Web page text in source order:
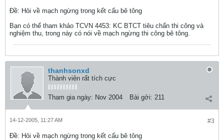
Ðề: Hỏi về mạch ngừng trong kết cấu bê tông
Bạn có thể tham khảo TCVN 4453: KC BTCT tiêu chẩn thi công và
nghiệm thu, trong này có nói về mạch ngừng thi công bê tông.
thanhsonxd
Thành viên rất tích cực
Tham gia ngày: Nov 2004 Bài gởi: 211
#3
14-12-2005, 11:27 AM
Ðề: Hỏi về mạch ngừng trong kết cấu bê tông